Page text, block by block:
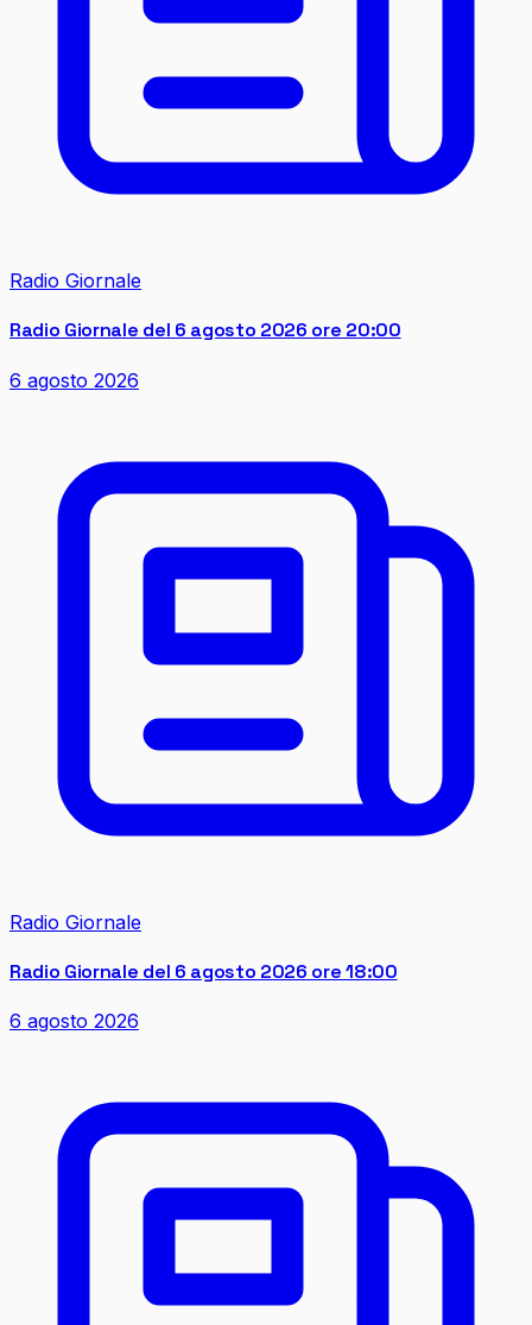
Radio Giornale
Radio Giornale del 6 agosto 2026 ore 20:00
6 agosto 2026
Radio Giornale
Radio Giornale del 6 agosto 2026 ore 18:00
6 agosto 2026